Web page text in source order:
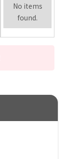
No items
found.